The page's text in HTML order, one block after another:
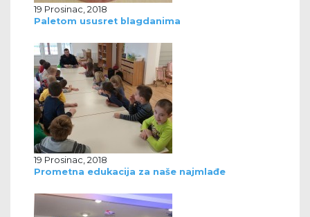
19 Prosinac, 2018
Paletom ususret blagdanima
19 Prosinac, 2018
Prometna edukacija za naše najmlađe